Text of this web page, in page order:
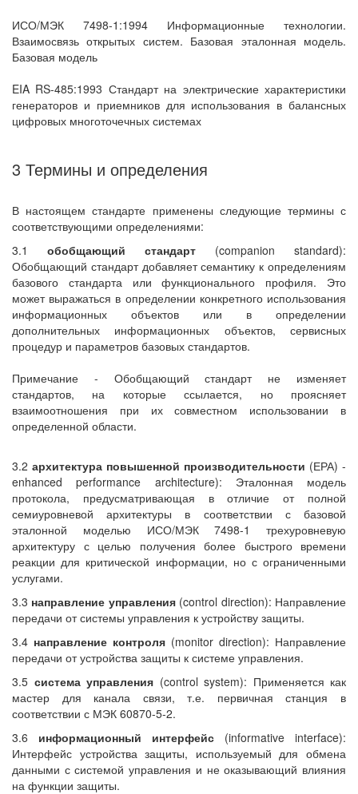
ИСО/МЭК 7498-1:1994 Информационные технологии.
Взаимосвязь открытых систем. Базовая эталонная модель.
Базовая модель
EIA RS-485:1993 Стандарт на электрические характеристики
генераторов и приемников для использования в балансных
цифровых многоточечных системах
3 Термины и определения
В настоящем стандарте применены следующие термины с
соответствующими определениями:
3.1 обобщающий стандарт (companion standard):
Обобщающий стандарт добавляет семантику к определениям
базового стандарта или функционального профиля. Это
может выражаться в определении конкретного использования
информационных объектов или в определении
дополнительных информационных объектов, сервисных
процедур и параметров базовых стандартов.
Примечание - Обобщающий стандарт не изменяет
стандартов, на которые ссылается, но проясняет
взаимоотношения при их совместном использовании в
определенной области.
3.2 архитектура повышенной производительности (ЕРА) -
enhanced performance architecture): Эталонная модель
протокола, предусматривающая в отличие от полной
семиуровневой архитектуры в соответствии с базовой
эталонной моделью ИСО/МЭК 7498-1 трехуровневую
архитектуру с целью получения более быстрого времени
реакции для критической информации, но с ограниченными
услугами.
3.3 направление управления(control direction): Направление
передачи от системы управления к устройству защиты.
3.4 направление контроля (monitor direction): Направление
передачи от устройства защиты к системе управления.
3.5 система управления (control system): Применяется как
мастер для канала связи, т.е. первичная станция в
соответствии с МЭК 60870-5-2.
3.6 информационный интерфейс (informative interface):
Интерфейс устройства защиты, используемый для обмена
данными с системой управления и не оказывающий влияния
на функции защиты.